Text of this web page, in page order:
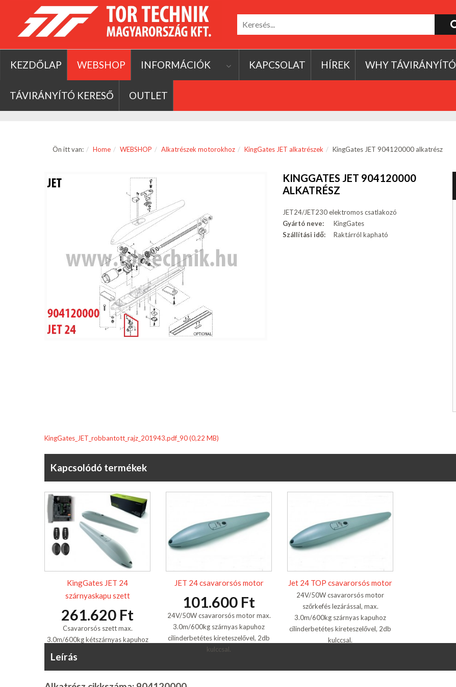
KEZDŐLAP WEBSHOP INFORMÁCIÓK KAPCSOLAT HÍREK WHY TÁVIRÁNYÍTÓ
TÁVIRÁNYÍTÓ KERESŐ OUTLET
Ön itt van: Home WEBSHOP Alkatrészek motorokhoz KingGates JET alkatrészek KingGates JET 904120000 alkatrész
KINGGATES JET 904120000
ALKATRÉSZ
JET24/JET230 elektromos csatlakozó
Gyártó neve:
KingGates
Szállítási idő:
Raktárról kapható
KingGates_JET_robbantott_rajz_201943.pdf_90 (0,22 MB)
Kapcsolódó termékek
KingGates JET 24
szárnyaskapu szett
261.620 Ft
Csavarorsós szett max.
3.0m/600kg kétszárnyas kapuhoz
JET 24 csavarorsós motor
101.600 Ft
24V/50W csavarorsós motor max.
3.0m/600kg szárnyas kapuhoz
cilinderbetétes kireteszelővel, 2db
kulccsal.
Jet 24 TOP csavarorsós motor
24V/50W csavarorsós motor
szőrkefés lezárással, max.
3.0m/600kg szárnyas kapuhoz
cilinderbetétes kireteszelővel, 2db
kulccsal.
Leírás